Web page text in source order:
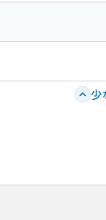
少